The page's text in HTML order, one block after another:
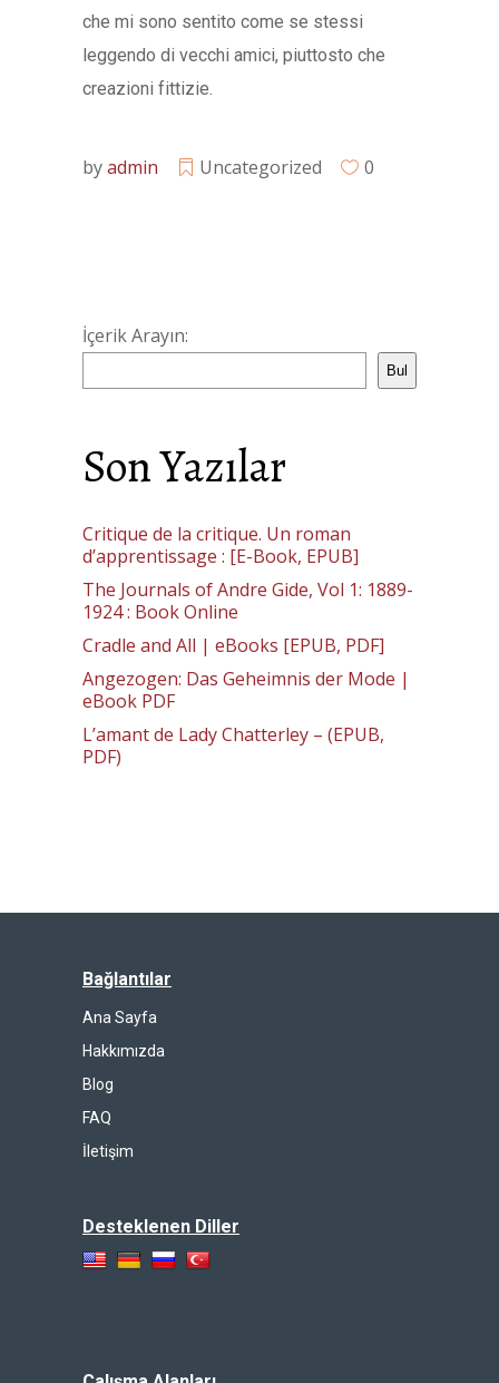
che mi sono sentito come se stessi
leggendo di vecchi amici, piuttosto che
creazioni fittizie.
byadmin Uncategorized 0
İçerik Arayın:
Bul
Son Yazılar
Critique de la critique. Un roman
d’apprentissage : [E-Book, EPUB]
The Journals of Andre Gide, Vol 1: 1889-
1924 : Book Online
Cradle and All | eBooks [EPUB, PDF]
Angezogen: Das Geheimnis der Mode |
eBook PDF
L’amant de Lady Chatterley – (EPUB,
PDF)
Bağlantılar
Ana Sayfa
Hakkımızda
Blog
FAQ
İletişim
Desteklenen Diller